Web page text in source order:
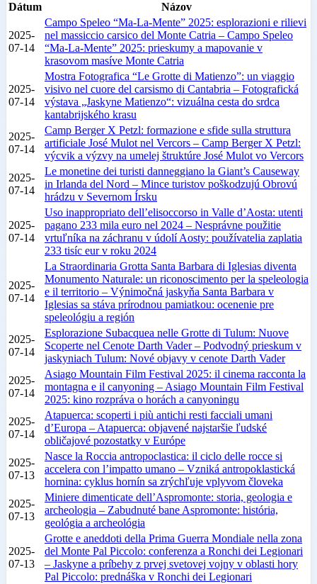
Dátum Názov
2025-
07-14
Campo Speleo “Ma-La-Mente” 2025: esplorazioni e rilievi
nel massiccio carsico del Monte Catria – Campo Speleo
“Ma-La-Mente” 2025: prieskumy a mapovanie v
krasovom masíve Monte Catria
2025-
07-14
Mostra Fotografica “Le Grotte di Matienzo”: un viaggio
visivo nel cuore del carsismo di Cantabria – Fotografická
výstava „Jaskyne Matienzo“: vizuálna cesta do srdca
kantabrijského krasu
2025-
07-14
Camp Berger X Petzl: formazione e sfide sulla struttura
artificiale José Mulot nel Vercors – Camp Berger X Petzl:
výcvik a výzvy na umelej štruktúre José Mulot vo Vercors
2025-
07-14
Le monetine dei turisti danneggiano la Giant’s Causeway
in Irlanda del Nord – Mince turistov poškodzujú Obrovú
hrádzu v Severnom Írsku
2025-
07-14
Uso inappropriato dell’elisoccorso in Valle d’Aosta: utenti
pagano 233 mila euro nel 2024 – Nesprávne použitie
vrtuľníka na záchranu v údolí Aosty: používatelia zaplatia
233 tisíc eur v roku 2024
2025-
07-14
La Straordinaria Grotta Santa Barbara di Iglesias diventa
Monumento Naturale: un riconoscimento per la speleologia
e il territorio – Výnimočná jaskyňa Santa Barbara v
Iglesias sa stáva prírodnou pamiatkou: ocenenie pre
speleológiu a región
2025-
07-14
Esplorazione Subacquea nelle Grotte di Tulum: Nuove
Scoperte nel Cenote Darth Vader – Podvodný prieskum v
jaskyniach Tulum: Nové objavy v cenote Darth Vader
2025-
07-14
Asiago Mountain Film Festival 2025: il cinema racconta la
montagna e il canyoning – Asiago Mountain Film Festival
2025: kino rozpráva o horách a canyoningu
2025-
07-14
Atapuerca: scoperti i più antichi resti facciali umani
d’Europa – Atapuerca: objavené najstaršie ľudské
obličajové pozostatky v Európe
2025-
07-13
Nasce la Roccia antropoclastica: il ciclo delle rocce si
accelera con l’impatto umano – Vzniká antropoklastická
hornina: cyklus hornín sa zrýchľuje vplyvom človeka
2025-
07-13
Miniere dimenticate dell’Aspromonte: storia, geologia e
archeologia – Zabudnuté bane Aspromonte: história,
geológia a archeológia
2025-
07-13
Grotte e aneddoti della Prima Guerra Mondiale nella zona
del Monte Pal Piccolo: conferenza a Ronchi dei Legionari
– Jaskyne a príbehy z prvej svetovej vojny v oblasti hory
Pal Piccolo: prednáška v Ronchi dei Legionari